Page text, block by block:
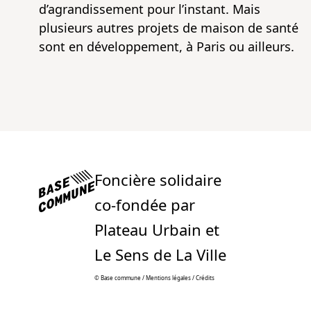
d’agrandissement pour l’instant. Mais
plusieurs autres projets de maison de santé
sont en développement, à Paris ou ailleurs.
Foncière solidaire
co-fondée par
Plateau Urbain et
Le Sens de La Ville
© Base commune /Mentions légales/Crédits